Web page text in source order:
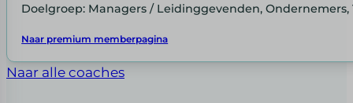
Doelgroep: Managers / Leidinggevenden, Ondernemers,
Naar premium memberpagina
Naar alle coaches